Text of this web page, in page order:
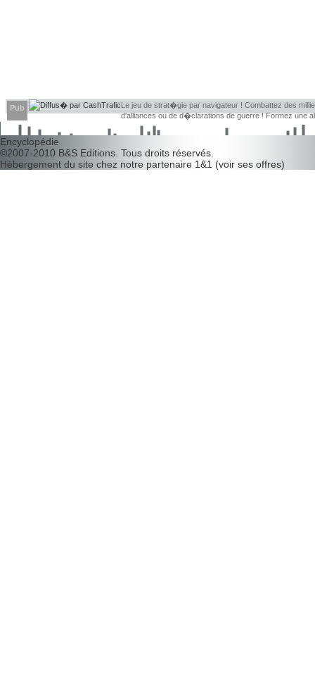
Pub
Le jeu de strat�gie par navigateur ! Combattez des
d'alliances ou de d�clarations de guerre ! Formez une
d�couvrir leurs faiblesses !
Encyclopédie
©2007-2010 B&S Editions . Tous droits réservés.
Hébergement du site chez notre partenaire 1&1 (voir ses offres)